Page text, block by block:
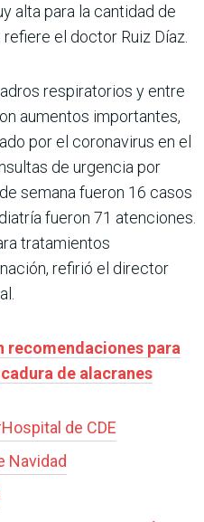
alta para la cantidad de
el doctor Ruiz Díaz.
respiratorios y entre
aumentos importantes,
por el coronavirus en el
de urgencia por
semana fueron 16 casos
fueron 71 atenciones.
tratamientos
refirió el director
recomendaciones para
de alacranes
Hospital de CDE
Navidad